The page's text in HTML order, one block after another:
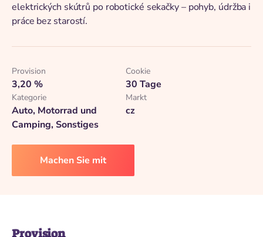
elektrických skútrů po robotické sekačky – pohyb, údržba i
práce bez starostí.
Provision
3,20 %
Cookie
30 Tage
Kategorie
Auto, Motorrad und
Camping, Sonstiges
Markt
cz
Machen Sie mit
Provision